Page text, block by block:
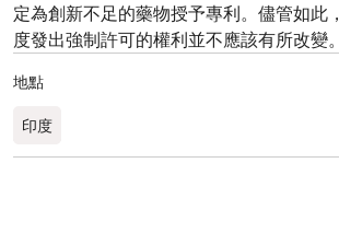
定為創新不足的藥物授予專利。儘管如此
度發出強制許可的權利並不應該有所改變。
地點
印度